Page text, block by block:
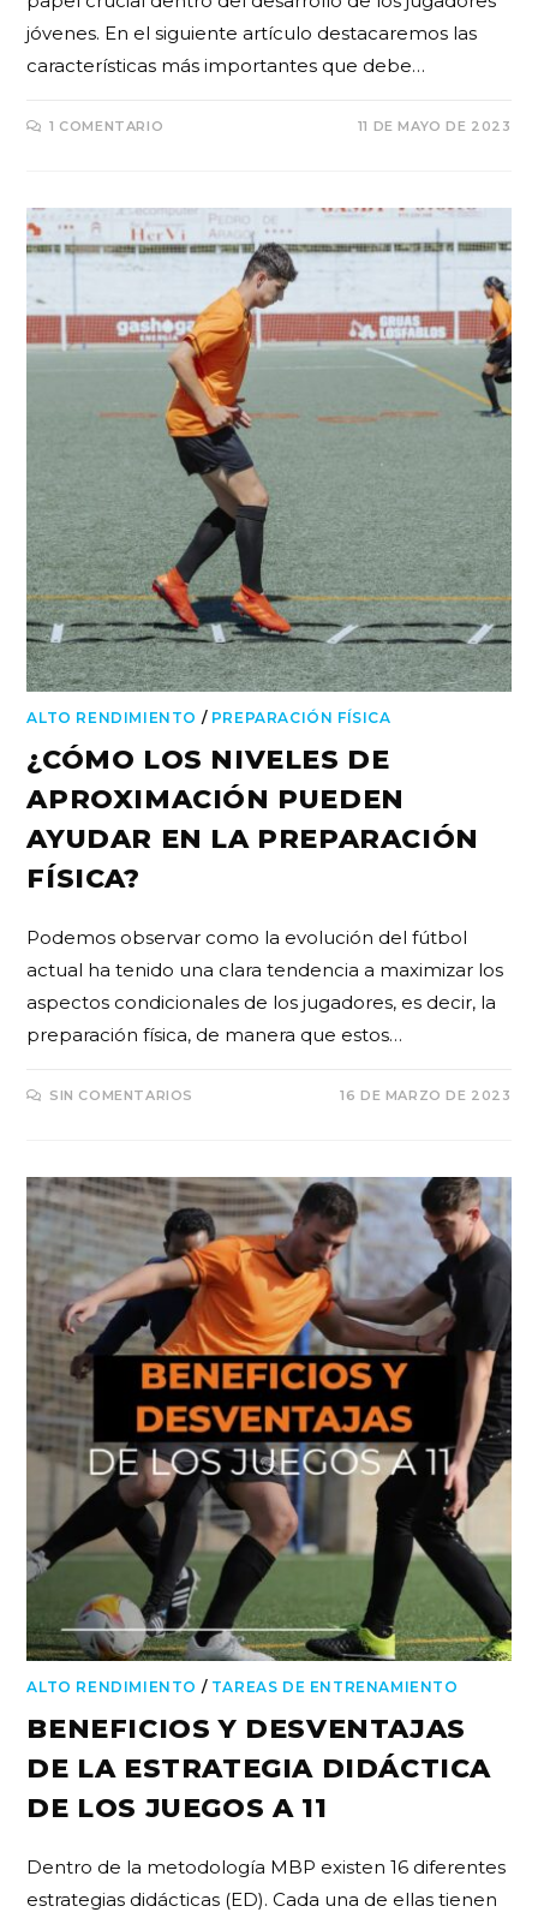
jóvenes. En el siguiente artículo destacaremos las
características más importantes que debe…
1 COMENTARIO 11 DE MAYO DE 2023
ALTO RENDIMIENTO / PREPARACIÓN FÍSICA
¿CÓMO LOS NIVELES DE
APROXIMACIÓN PUEDEN
AYUDAR EN LA PREPARACIÓN
FÍSICA?
Podemos observar como la evolución del fútbol
actual ha tenido una clara tendencia a maximizar los
aspectos condicionales de los jugadores, es decir, la
preparación física, de manera que estos…
SIN COMENTARIOS 16 DE MARZO DE 2023
ALTO RENDIMIENTO / TAREAS DE ENTRENAMIENTO
BENEFICIOS Y DESVENTAJAS
DE LA ESTRATEGIA DIDÁCTICA
DE LOS JUEGOS A 11
Dentro de la metodología MBP existen 16 diferentes
estrategias didácticas (ED). Cada una de ellas tienen